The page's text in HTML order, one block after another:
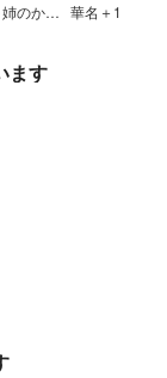
淫娘の園～姉のかわりに僕が女子校に！？～ 華名＋1
ます